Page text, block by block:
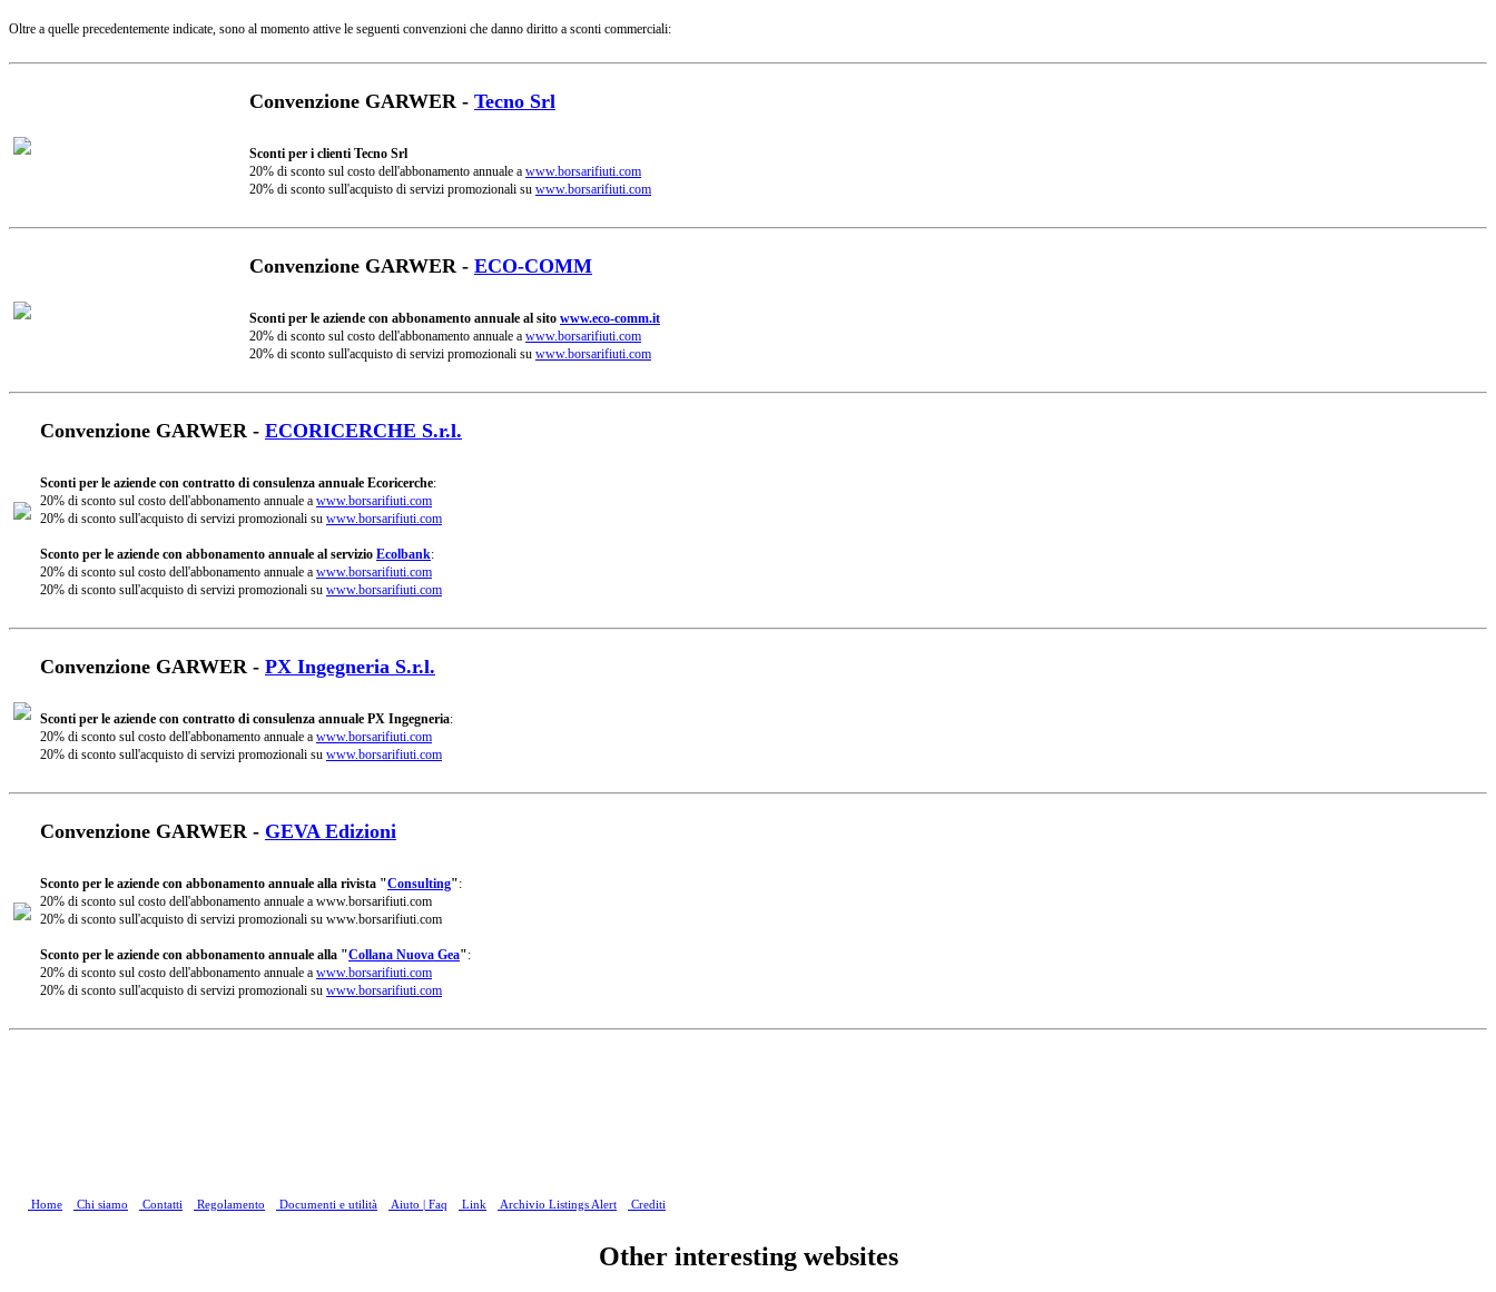
Oltre a quelle precedentemente indicate, sono al momento attive le seguenti convenzioni che danno diritto a sconti commerciali:
Convenzione GARWER - Tecno Srl
Sconti per i clienti Tecno Srl
20% di sconto sul costo dell'abbonamento annuale a www.borsarifiuti.com
20% di sconto sull'acquisto di servizi promozionali su www.borsarifiuti.com
Convenzione GARWER - ECO-COMM
Sconti per le aziende con abbonamento annuale al sito www.eco-comm.it
20% di sconto sul costo dell'abbonamento annuale a www.borsarifiuti.com
20% di sconto sull'acquisto di servizi promozionali su www.borsarifiuti.com
Convenzione GARWER - ECORICERCHE S.r.l.
Sconti per le aziende con contratto di consulenza annuale Ecoricerche:
20% di sconto sul costo dell'abbonamento annuale a www.borsarifiuti.com
20% di sconto sull'acquisto di servizi promozionali su www.borsarifiuti.com
Sconto per le aziende con abbonamento annuale al servizio Ecolbank:
20% di sconto sul costo dell'abbonamento annuale a www.borsarifiuti.com
20% di sconto sull'acquisto di servizi promozionali su www.borsarifiuti.com
Convenzione GARWER - PX Ingegneria S.r.l.
Sconti per le aziende con contratto di consulenza annuale PX Ingegneria:
20% di sconto sul costo dell'abbonamento annuale a www.borsarifiuti.com
20% di sconto sull'acquisto di servizi promozionali su www.borsarifiuti.com
Convenzione GARWER - GEVA Edizioni
Sconto per le aziende con abbonamento annuale alla rivista "Consulting":
20% di sconto sul costo dell'abbonamento annuale a www.borsarifiuti.com
20% di sconto sull'acquisto di servizi promozionali su www.borsarifiuti.com
Sconto per le aziende con abbonamento annuale alla "Collana Nuova Gea":
20% di sconto sul costo dell'abbonamento annuale a www.borsarifiuti.com
20% di sconto sull'acquisto di servizi promozionali su www.borsarifiuti.com
Home Chi siamo Contatti Regolamento Documenti e utilità Aiuto | Faq Link Archivio Listings Alert Crediti
Other interesting websites